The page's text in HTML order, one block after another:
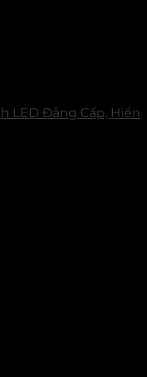
LED Đẳng Cấp, Hiển